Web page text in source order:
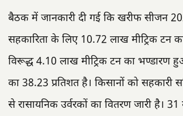
बैठक में जानकारी दी गई कि खरीफ सीजन
सहकारिता के लिए 10.72 लाख मीट्रिक टन
विरूद्ध 4.10 लाख मीट्रिक टन का भण्डारण
का 38.23 प्रतिशत है। किसानों को सहकारी
से रासायनिक उर्वरकों का वितरण जारी है।